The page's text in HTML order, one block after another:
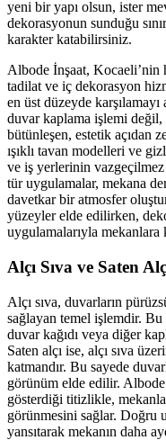
yeni bir yapı olsun, ister
dekorasyonun sunduğu
karakter katabilirsiniz.
Albode İnşaat, Kocaeli’nin
tadilat ve iç dekorasyon
en üst düzeyde
duvar kaplama işlemi değil,
bütünleşen, estetik açıdan
ışıklı tavan modelleri ve
ve iş yerlerinin
tür uygulamalar, mekana
davetkar bir atmosfer
yüzeyler elde edilirken,
uygulamalarıyla
Alçı Sıva ve Saten
Alçı sıva, duvarların
sağlayan temel işlemdir.
duvar kağıdı veya diğer
Saten alçı ise, alçı sıva
katmandır. Bu sayede
görünüm elde edilir. Albode
gösterdiği titizlikle,
görünmesini sağlar. Doğru
yansıtarak mekanın daha